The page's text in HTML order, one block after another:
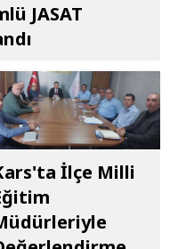
JASAT
İlçe Milli